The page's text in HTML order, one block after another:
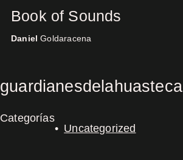
Book of Sounds
Daniel Goldaracena
guardianesdelahuasteca
Categorías
Uncategorized